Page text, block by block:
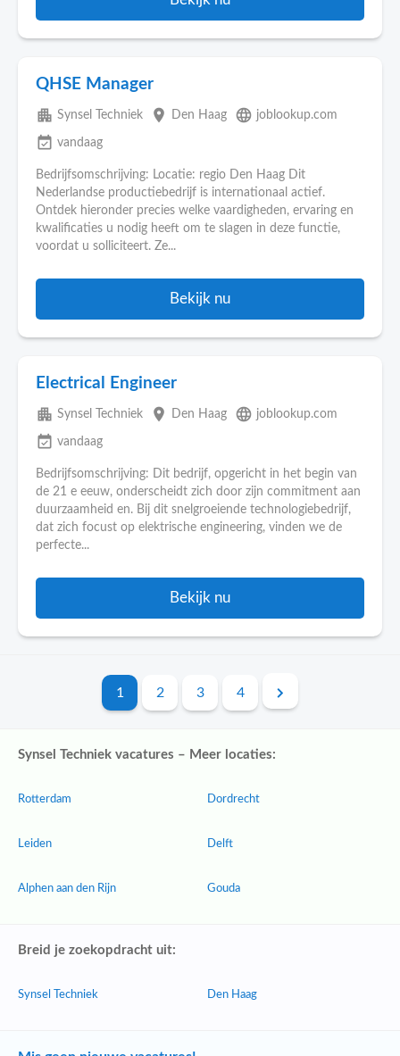
QHSE Manager
apartment Synsel Techniek place Den Haag language joblookup.com
event_available vandaag
Bedrijfsomschrijving: Locatie: regio Den Haag Dit
Nederlandse productiebedrijf is internationaal actief.
Ontdek hieronder precies welke vaardigheden, ervaring en
kwalificaties u nodig heeft om te slagen in deze functie,
voordat u solliciteert. Ze...
Bekijk nu
Electrical Engineer
apartment Synsel Techniek place Den Haag language joblookup.com
event_available vandaag
Bedrijfsomschrijving: Dit bedrijf, opgericht in het begin van
de 21 e eeuw, onderscheidt zich door zijn commitment aan
duurzaamheid en. Bij dit snelgroeiende technologiebedrijf,
dat zich focust op elektrische engineering, vinden we de
perfecte...
Bekijk nu
1 2 3 4
Synsel Techniek vacatures – Meer locaties:
Rotterdam
Leiden
Alphen aan den Rijn
Dordrecht
Delft
Gouda
Breid je zoekopdracht uit:
Synsel Techniek Den Haag